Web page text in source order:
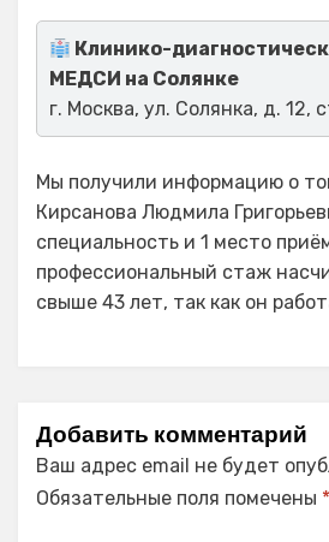
Клинико-
МЕДСИ на Солянке
г. Москва, ул. Солянка, д. 12,
Мы получили информацию о
Кирсанова Людмила
специальность и 1 место
профессиональный стаж
свыше 43 лет, так как он
Добавить комментарий
Ваш адрес email не будет
Обязательные поля помечены *